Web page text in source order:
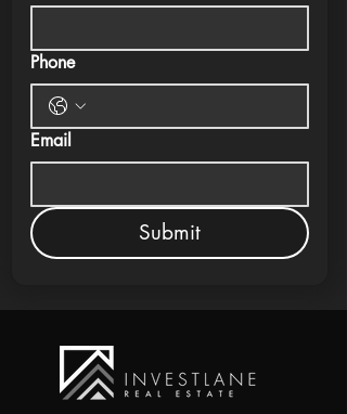
Phone
Email
Submit